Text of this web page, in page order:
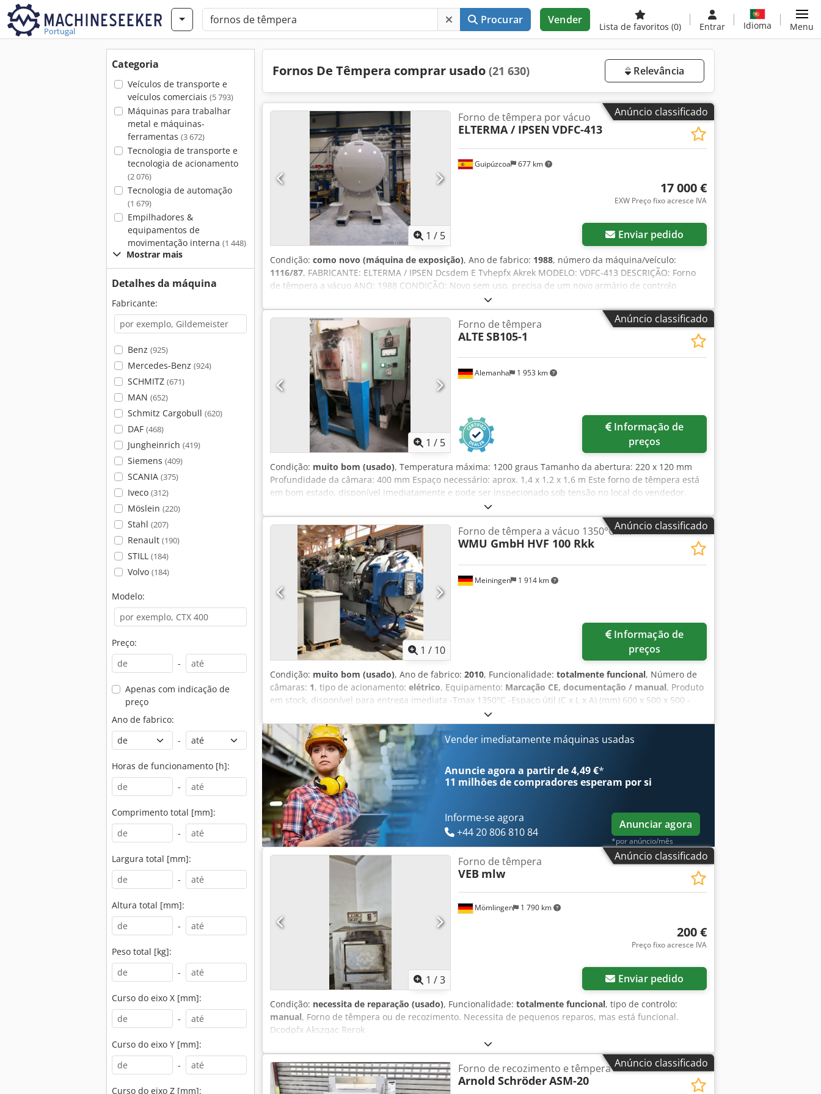
Portugal
Procurar Vender
Lista de favoritos (0) Entrar Idioma Menu
Categoria
Veículos de transporte e
veículos comerciais (5 793)
Máquinas para trabalhar
metal e máquinas-
ferramentas (3 672)
Tecnologia de transporte e
tecnologia de acionamento
(2 076)
Tecnologia de automação
(1 679)
Empilhadores &
equipamentos de
movimentação interna (1 448)
Mostrar mais
Detalhes da máquina
Fabricante:
Benz (925)
Mercedes-Benz (924)
SCHMITZ (671)
MAN (652)
Schmitz Cargobull (620)
DAF (468)
Jungheinrich (419)
Siemens (409)
SCANIA (375)
Iveco (312)
Möslein (220)
Stahl (207)
Renault (190)
STILL (184)
Volvo (184)
Modelo:
Preço:
-
Apenas com indicação de
preço
Ano de fabrico:
-
Horas de funcionamento [h]:
-
Comprimento total [mm]:
-
Largura total [mm]:
-
Altura total [mm]:
-
Peso total [kg]:
-
Curso do eixo X [mm]:
-
Curso do eixo Y [mm]:
-
Curso do eixo Z [mm]:
Fornos De Têmpera comprar usado (21 630) Relevância
Anúncio classificado
1 / 5
Guipúzcoa 677 km
Forno de têmpera por vácuo
ELTERMA / IPSEN VDFC-413
17 000 €
EXW Preço fixo acresce IVA
Enviar pedido
Condição: como novo (máquina de exposição), Ano de fabrico: 1988, número da máquina/veículo:
1116/87, FABRICANTE: ELTERMA / IPSEN Dcsdem E Tvhepfx Akrek MODELO: VDFC-413 DESCRIÇÃO: Forno
de têmpera a vácuo ANO: 1988 CONDIÇÃO: Novo sem uso, precisa de um novo armário de controlo
Dimensões da carga: 610x900x500mm Carga máxima: 500 kg Temperatura de trabalho: 150-750ºC Tempo
aproximado de temperatura da câmara até 550ºC de 30 minutos
Anúncio classificado
1 / 5
Alemanha 1 953 km
Forno de têmpera
ALTE SB105-1
preços
Condição: muito bom (usado), Temperatura máxima: 1200 graus Tamanho da abertura: 220 x 120 mm
Profundidade da câmara: 400 mm Espaço necessário: aprox. 1,4 x 1,2 x 1,6 m Este forno de têmpera está
em bom estado, disponível imediatamente e pode ser inspecionado sob tensão no local do vendedor.
DESCRIÇÃO: Descrição: Forno de têmpera Wilhelm Alte-Plettenberg Modelo: SB105-1 Tamanho da câmara:
220(L) x 400(P) x 120(A) mm, dependendo do revestimento pode ser maior Dcodpfxexcbldo Akrok Potência
de ligação: 3x25A / 380V Outros dados: • 3 circuitos de aquecimento, 6 kW • Controle de temperatura
digital e temporizador • Faixa de temperatura até 1200 graus Dimensões: 1,35(largura) x
1,2(profundidade) x 1,6 m(altura)
Anúncio classificado
1 / 10
Meiningen 1 914 km
Forno de têmpera a vácuo 1350°C 4m³
WMU GmbH HVF 100 Rkk
preços
Condição: muito bom (usado), Ano de fabrico: 2010, Funcionalidade: totalmente funcional, Número de
câmaras: 1, tipo de acionamento: elétrico, Equipamento: Marcação CE, documentação / manual, Produto
em stock, disponível para entrega imediata -Tmax 1350°C -Espaço útil (C x L x A) (mm) 600 x 500 x 500 -
Peso da carga 300 kg -Dimensões externas (C x L x A) (mm) 4200 x 2500 x 3500 -Espaço necessário (C x L x
A) (mm) 5000 x 5000 x 4000 -Peso (líquido) 13000 kg -Potência total de ligação 125 kVA -Tensão de ligação
400 V -Proteção contra sobrecorrente 250 A -Controlo: Barra SE 607 -Documentação A descrição completa
está disponível em formato PDF no anúncio! Dispomos de fornos industriais novos e usados. Visitas ao
nosso armazém mediante solicitação! Dcodpszr U Anjfx Akrsk Forno industrial, forno de vácuo, fornos de
vácuo, forno de têmpera a vácuo, fornos de têmpera, forno de sinterização, fornos de sinterização.
Vender imediatamente máquinas usadas
Anuncie agora a partir de 4,49 €*
11 milhões de compradoresesperam por si
Informe-se agora
+44 20 806 810 84
Anunciar agora
*por anúncio/mês
Anúncio classificado
1 /3
Mömlingen 1 790 km
Forno de têmpera
VEB mlw
200 €
Preço fixo acresce IVA
Enviar pedido
Condição: necessita de reparação (usado), Funcionalidade: totalmente funcional, tipo de controlo:
manual, Forno de têmpera ou de recozimento. Necessita de pequenos reparos, mas está funcional.
Dcodpfx Akszqac Rerok
Anúncio classificado
Forno de recozimento e têmpera
Arnold SchröderASM-20